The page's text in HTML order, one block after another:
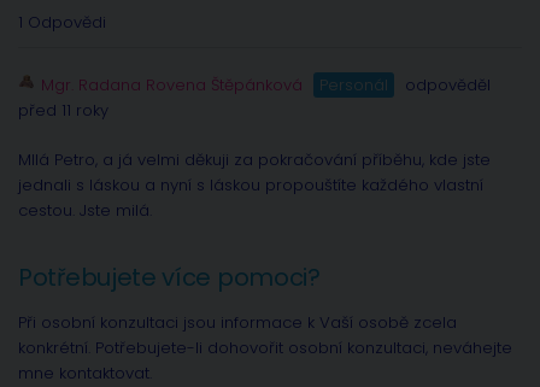
1 Odpovědi
Mgr. Radana Rovena Štěpánková Personál
odpověděl
před 11 roky
MIlá Petro, a já velmi děkuji za pokračování příběhu, kde jste
jednali s láskou a nyní s láskou propouštíte každého vlastní
cestou. Jste milá.
Potřebujete více pomoci?
Při osobní konzultaci jsou informace k Vaší osobě zcela
konkrétní. Potřebujete-li dohovořit osobní konzultaci, neváhejte
mne kontaktovat.